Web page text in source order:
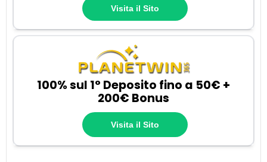
Visita il Sito
100% sul 1° Deposito fino a 50€ +
200€ Bonus
Visita il Sito